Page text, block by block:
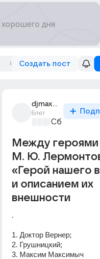
Создать пост
djmaxon_1
6лет
Сборная
Между героями
М. Ю.
«Герой нашего
и описанием их
внешности
.
1. Доктор Вернер;
2. Грушницкий;
3. Максим Максимыч